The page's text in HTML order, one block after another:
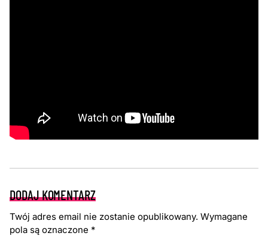
DODAJ KOMENTARZ
Twój adres email nie zostanie opublikowany. Wymagane
pola są oznaczone *